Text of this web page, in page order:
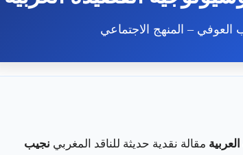
العوفي – المنهج الاجتماعي
مقالة نقدية حديثة للناقد المغربي نجيب